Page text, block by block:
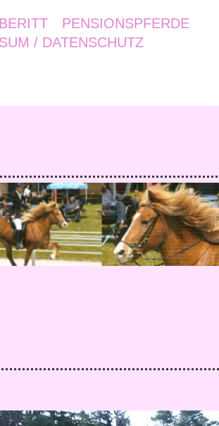
BERITT
PENSIONSPFERDE
/ DATENSCHUTZ